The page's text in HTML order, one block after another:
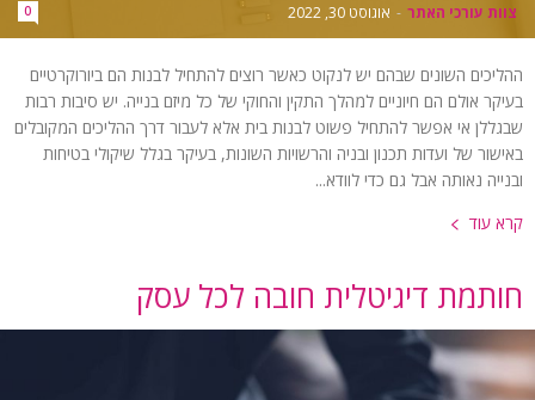
צוות עורכי האתר - אוגוסט 30, 2022 0
ההליכים השונים שבהם יש לנקוט כאשר רוצים להתחיל לבנות הם ביורוקרטיים
בעיקר אולם הם חיוניים למהלך התקין והחוקי של כל מיזם בנייה. יש סיבות רבות
שבגללן אי אפשר להתחיל פשוט לבנות בית אלא לעבור דרך ההליכים המקובלים
באישור של ועדות תכנון ובניה והרשויות השונות, בעיקר בגלל שיקולי בטיחות
ובנייה נאותה אבל גם כדי לוודא...
קרא עוד
חותמת דיגיטלית חובה לכל עסק